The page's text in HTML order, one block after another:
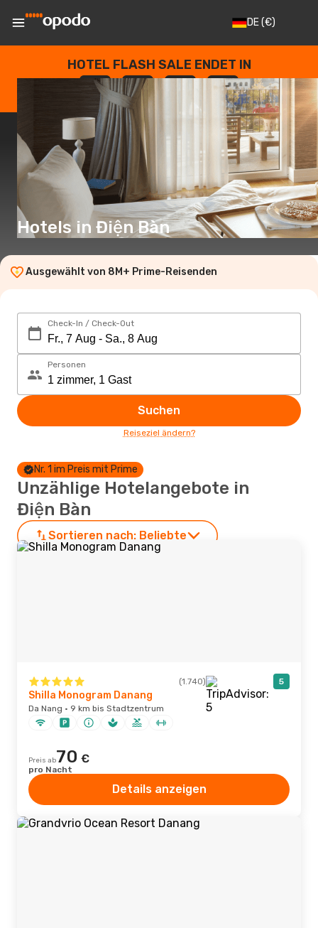
DE(€)
HOTEL FLASH SALE ENDET IN
--
TAGE
: --
STUNDEN
: --
SEKUNDEN
Hotels in Điện Bàn
Ausgewählt von 8M+ Prime-Reisenden
Check-In / Check-Out
Personen
Suchen
Reiseziel ändern?
Nr. 1 im Preis mit Prime
Unzählige Hotelangebote in
Điện Bàn
Sortieren nach: Beliebte
(1.740) 5
Shilla Monogram Danang
Da Nang · 9 km bis Stadtzentrum
Preis ab70 €
pro Nacht
Details anzeigen